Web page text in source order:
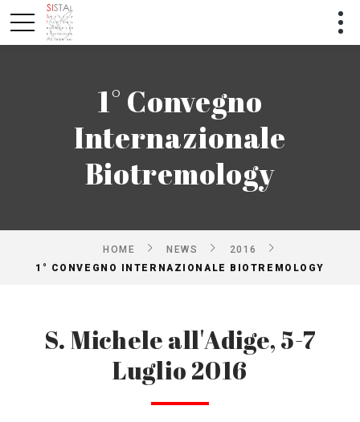
1° Convegno
Internazionale
Biotremology
HOME NEWS
2016
1° CONVEGNO INTERNAZIONALE BIOTREMOLOGY
S. Michele all'Adige, 5-7
Luglio 2016